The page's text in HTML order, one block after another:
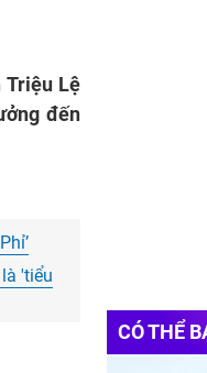
Triệu Lệ
đến
'tiểu
CÓ THỂ